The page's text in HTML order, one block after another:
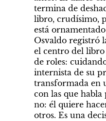
termina de
libro, crudísimo,
está
Osvaldo registró
el centro del libro
de roles:
internista de su
transformada en
con las que
no: él quiere
otros. Es una